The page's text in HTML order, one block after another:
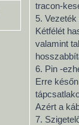
tracon-
5.
Kétfélét
valamint
6. Pin -
Erre
Azért a
7.